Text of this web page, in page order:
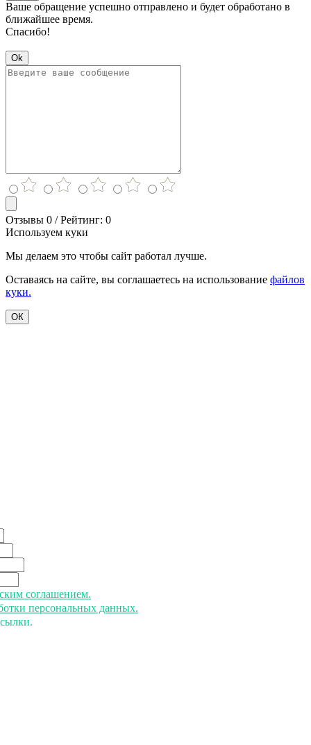
Ваше обращение успешно отправлено и будет обработано в
ближайшее время.
Спасибо!
Ok
Отзывы 0 / Рейтинг: 0
Используем куки
Мы делаем это чтобы сайт работал лучше.
Оставаясь на сайте, вы соглашаетесь на использование файлов
куки.
ОК
соглашением.
персональных данных.